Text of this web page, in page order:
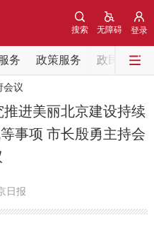
登录
无障碍
搜索
务 政策服务 政民互动
信息
息 部门动态
会议
进美丽北京建设持续
事项 市长殷勇主持会
日报